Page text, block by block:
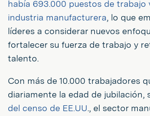
había 693.000 puestos de trabajo
industria manufacturera, lo que
líderes a considerar nuevos
fortalecer su fuerza de trabajo y
talento.
Con más de 10.000 trabajadores
diariamente la edad de jubilación,
del censo de EE.UU., el sector